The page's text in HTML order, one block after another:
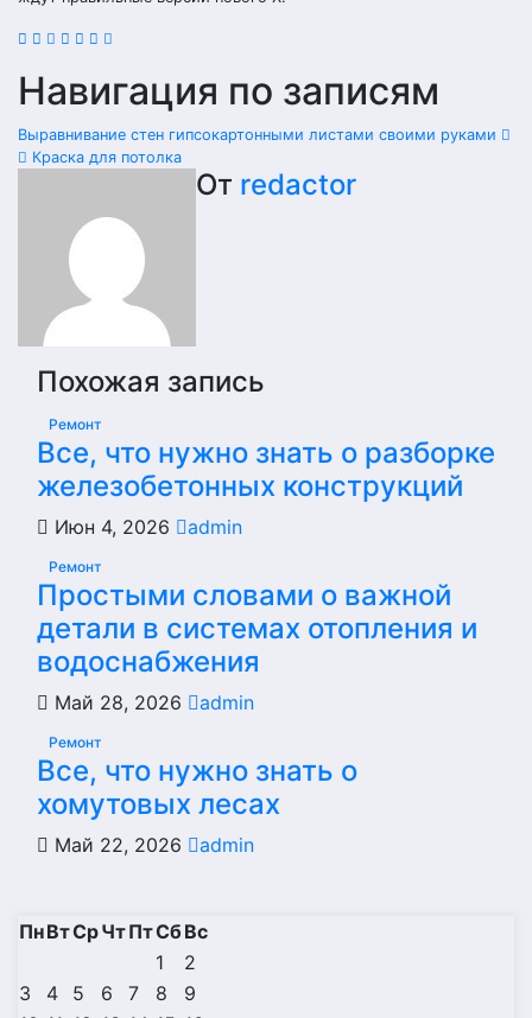
Навигация по записям
Выравнивание стен гипсокартонными листами своими руками
Краска для потолка
От redactor
Похожая запись
Ремонт
Все, что нужно знать о разборке
железобетонных конструкций
Июн 4, 2026 admin
Ремонт
Простыми словами о важной
детали в системах отопления и
водоснабжения
Май 28, 2026 admin
Ремонт
Все, что нужно знать о
хомутовых лесах
Май 22, 2026 admin
ПнВтСрЧтПтСбВс
1
2
3
4 5 6 7 8
9